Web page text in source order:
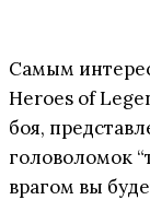
Самым
Heroes of
боя,
головоломок
врагом вы